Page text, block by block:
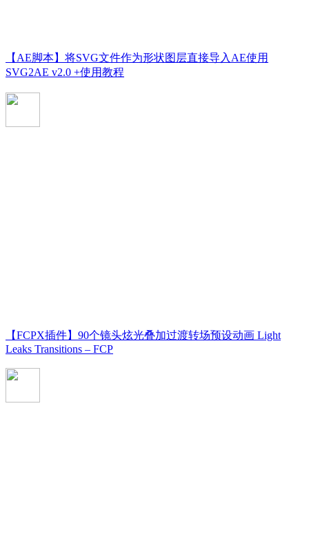
【AE脚本】将SVG文件作为形状图层直接导入AE使用
SVG2AE v2.0 +使用教程
【FCPX插件】90个镜头炫光叠加过渡转场预设动画 Light
Leaks Transitions – FCP